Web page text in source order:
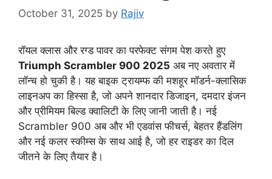
October 31, 2025 by Rajiv
रॉयल क्लास और रग्ड पावर का परफेक्ट संगम पेश करते हुए
Triumph Scrambler 900 2025 अब नए अवतार में
लॉन्च हो चुकी है। यह बाइक ट्रायम्फ की मशहूर मॉडर्न-क्लासिक
लाइनअप का हिस्सा है, जो अपने शानदार डिजाइन, दमदार इंजन
और प्रीमियम बिल्ड क्वालिटी के लिए जानी जाती है। नई
Scrambler 900 अब और भी एडवांस फीचर्स, बेहतर हैंडलिंग
और नई कलर स्कीम्स के साथ आई है, जो हर राइडर का दिल
जीतने के लिए तैयार है।